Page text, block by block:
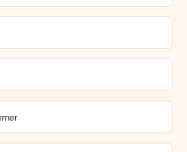
og
vælge en bestemt leveringsdato.
og hvornår modtager jeg min
på gavens produktside. Du kan stole på,
leverer din gave på denne dag.